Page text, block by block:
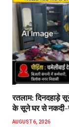
रतलाम: दिनदहाड़े
के सूने घर से नकदी-
AUGUST 6, 2026